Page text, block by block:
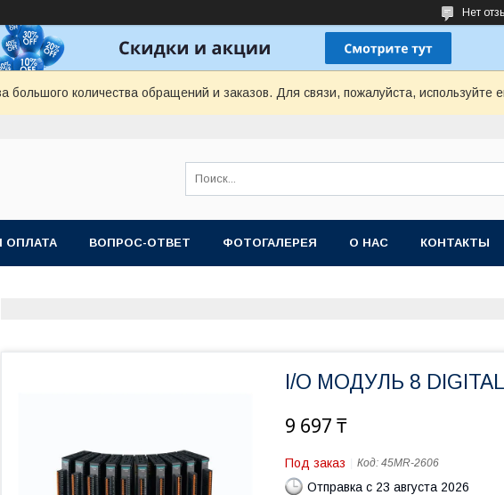
Нет
количества обращений и заказов. Для связи, пожалуйста, используйте
ОПЛАТА ВОПРОС-ОТВЕТ ФОТОГАЛЕРЕЯ О НАС КОНТАКТЫ
I/O МОДУЛЬ 8
9 697 ₸
Под заказ Код: 45MR-2606
Отправка с 23 августа 2026